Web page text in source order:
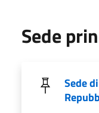
Sede
Sede